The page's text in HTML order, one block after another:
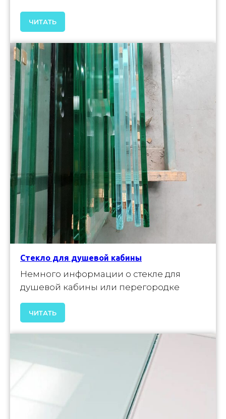
ЧИТАТЬ
Стекло для душевой кабины
Немного информации о стекле для
душевой кабины или перегородке
ЧИТАТЬ